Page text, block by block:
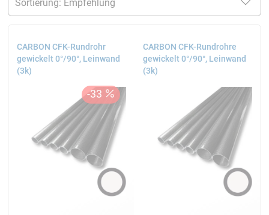
CARBON CFK-Rundrohr
gewickelt 0°/90°, Leinwand
(3k)
CARBON CFK-Rundrohre
gewickelt 0°/90°, Leinwand
(3k)